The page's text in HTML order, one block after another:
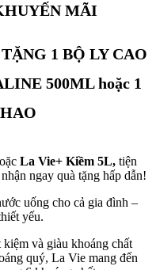
MÃI
1 BỘ LY CAO
500ML hoặc 1
La Vie+ Kiềm 5L, tiện
ngay quà tặng hấp dẫn!
uống cho cả gia đình –
yếu.
và giàu khoáng chất
quý, La Vie mang đến